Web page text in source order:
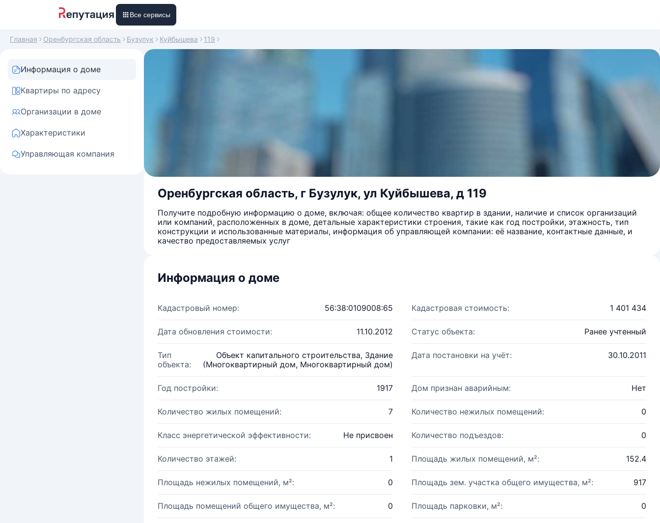
Все сервисы
Главная Оренбургская область Бузулук Куйбышева 119
Информация о доме
Квартиры по адресу
Организации в доме
Характеристики
Управляющая компания
Оренбургская область, г Бузулук, ул Куйбышева, д 119
Получите подробную информацию о доме, включая: общее количество квартир в здании, наличие и список организаций
или компаний, расположенных в доме, детальные характеристики строения, такие как год постройки, этажность, тип
конструкции и использованные материалы, информация об управляющей компании: её название, контактные данные, и
качество предоставляемых услуг
Информация о доме
Кадастровый номер: 56:38:0109008:65 Кадастровая стоимость: 1 401 434
Дата обновления стоимости: 11.10.2012 Статус объекта: Ранее учтенный
Тип
объекта:
Объект капитального строительства, Здание
(Многоквартирный дом, Многоквартирный дом)
Дата постановки на учёт: 30.10.2011
Год постройки: 1917 Дом признан аварийным: Нет
Количество жилых помещений: 7 Количество нежилых помещений: 0
Класс энергетической эффективности: Не присвоен Количество подъездов: 0
Количество этажей: 1 Площадь жилых помещений, м²: 152.4
Площадь нежилых помещений, м²: 0 Площадь зем. участка общего имущества, м²: 917
Площадь помещений общего имущества, м²: 0 Площадь парковки, м²: 0